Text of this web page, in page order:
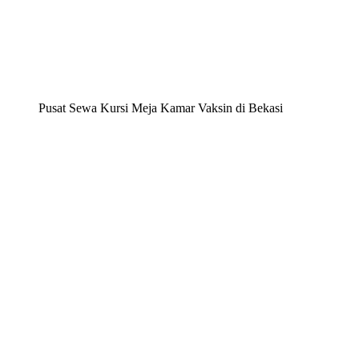
Pusat Sewa Kursi Meja Kamar Vaksin di Bekasi